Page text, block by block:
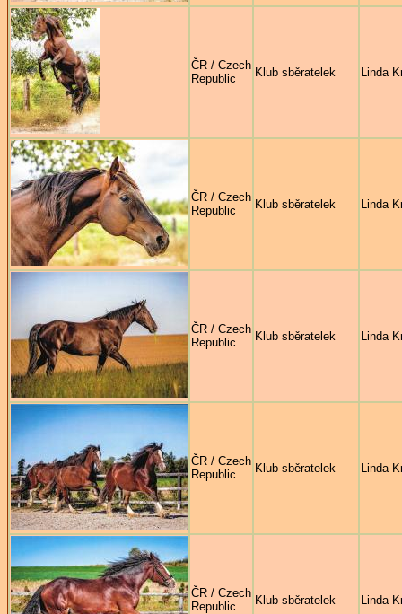
ČR / Czech
Republic
Klub sběratelek Linda
ČR / Czech
Republic
Klub sběratelek Linda
ČR / Czech
Republic
Klub sběratelek Linda
ČR / Czech
Republic
Klub sběratelek Linda
ČR / Czech
Republic
Klub sběratelek Linda